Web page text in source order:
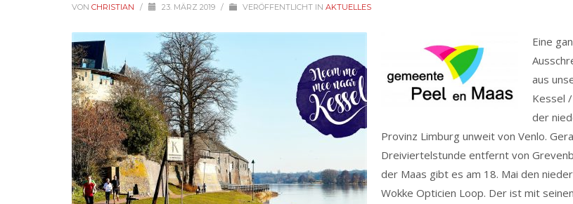
VON CHRISTIAN / 23. MÄRZ 2019 / VERÖFFENTLICHT IN AKTUELLES
Eine
aus
Kessel
der
Provinz Limburg unweit von Venlo.
Dreiviertelstunde entfernt von
der Maas gibt es am 18. Mai den
Wokke Opticien Loop. Der ist mit